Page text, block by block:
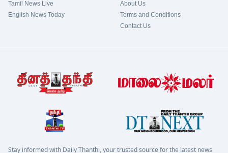
Tamil News Live
English News Today
About Us
Terms and Conditions
Contact Us
Stay informed with Daily Thanthi, your trusted source for the latest news